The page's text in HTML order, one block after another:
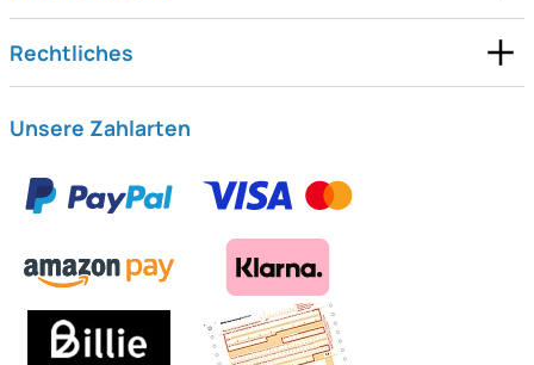
Rechtliches
Unsere Zahlarten